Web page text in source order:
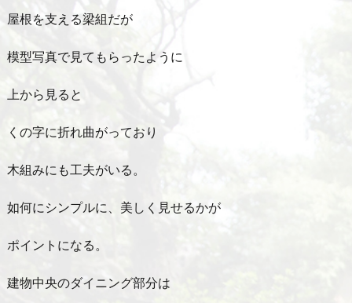
屋根を支える梁組だが
模型写真で見てもらったように
上から見ると
くの字に折れ曲がっており
木組みにも工夫がいる。
如何にシンプルに、美しく見せるかが
ポイントになる。
建物中央のダイニング部分は